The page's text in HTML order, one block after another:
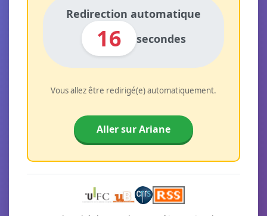
Redirection automatique
16 secondes
Vous allez être redirigé(e) automatiquement.
Aller sur Ariane